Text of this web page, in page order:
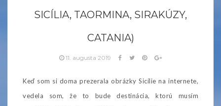
SICÍLIA, TAORMINA, SIRAKÚZY,
CATANIA)
11. augusta 2019
Keď som si doma prezerala obrázky Sicílie na internete,
vedela som, že to bude destinácia, ktorú musím